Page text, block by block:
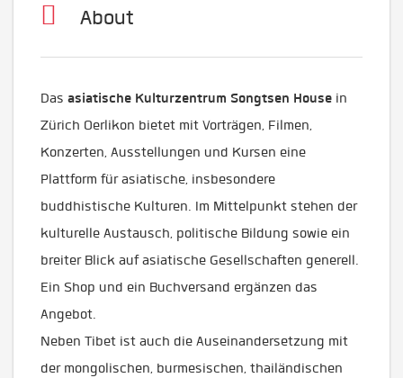
About
Das asiatische Kulturzentrum Songtsen House in
Zürich Oerlikon bietet mit Vorträgen, Filmen,
Konzerten, Ausstellungen und Kursen eine
Plattform für asiatische, insbesondere
buddhistische Kulturen. Im Mittelpunkt stehen der
kulturelle Austausch, politische Bildung sowie ein
breiter Blick auf asiatische Gesellschaften generell.
Ein Shop und ein Buchversand ergänzen das
Angebot.
Neben Tibet ist auch die Auseinandersetzung mit
der mongolischen, burmesischen, thailändischen